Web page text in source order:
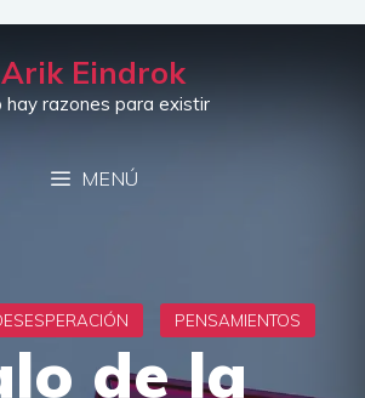
Arik Eindrok
hay razones para existir
MENÚ
de la